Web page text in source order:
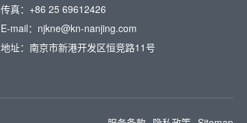
传真：+86 25 69612426
E-mail：njkne@kn-nanjing.com
地址：南京市新港开发区恒竞路11号